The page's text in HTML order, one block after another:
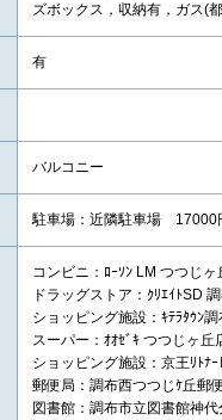
ズボックス，収納有，ガス(
有
バルコニー
駐車場：近隣駐車場
コンビニ：ﾛｰｿﾝ LM つつじ
ドラッグストア：ｸﾘｴｲﾄSD
ショッピング施設：ｷﾃﾗﾀｳﾝ
スーパー：ｵｵｾﾞｷ つつじヶ
ショッピング施設：京王ﾘﾄ
郵便局：調布西つつじｹ丘
図書館：調布市立図書館神